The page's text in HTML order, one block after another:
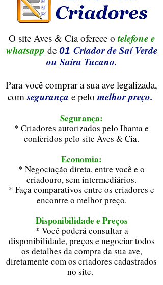
O site Aves & Cia oferece o telefone e
whatsapp de 01 Criador de Saí Verde
ou Saíra Tucano.
Para você comprar a sua ave legalizada,
com segurança e pelomelhor preço.
Segurança:
* Criadores autorizados pelo Ibama e
conferidos pelo site Aves & Cia.
Economia:
* Negociação direta, entre você e o
criadouro, sem intermediários.
* Faça comparativos entre os criadores e
encontre o melhor preço.
Disponibilidade e Preços
* Você poderá consultar a
disponibilidade, preços e negociar todos
os detalhes da compra da sua ave,
diretamente com os criadores cadastrados
no site.